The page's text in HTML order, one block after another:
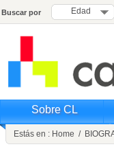
Buscar por Edad
Sobre CL
Estás en : Home /